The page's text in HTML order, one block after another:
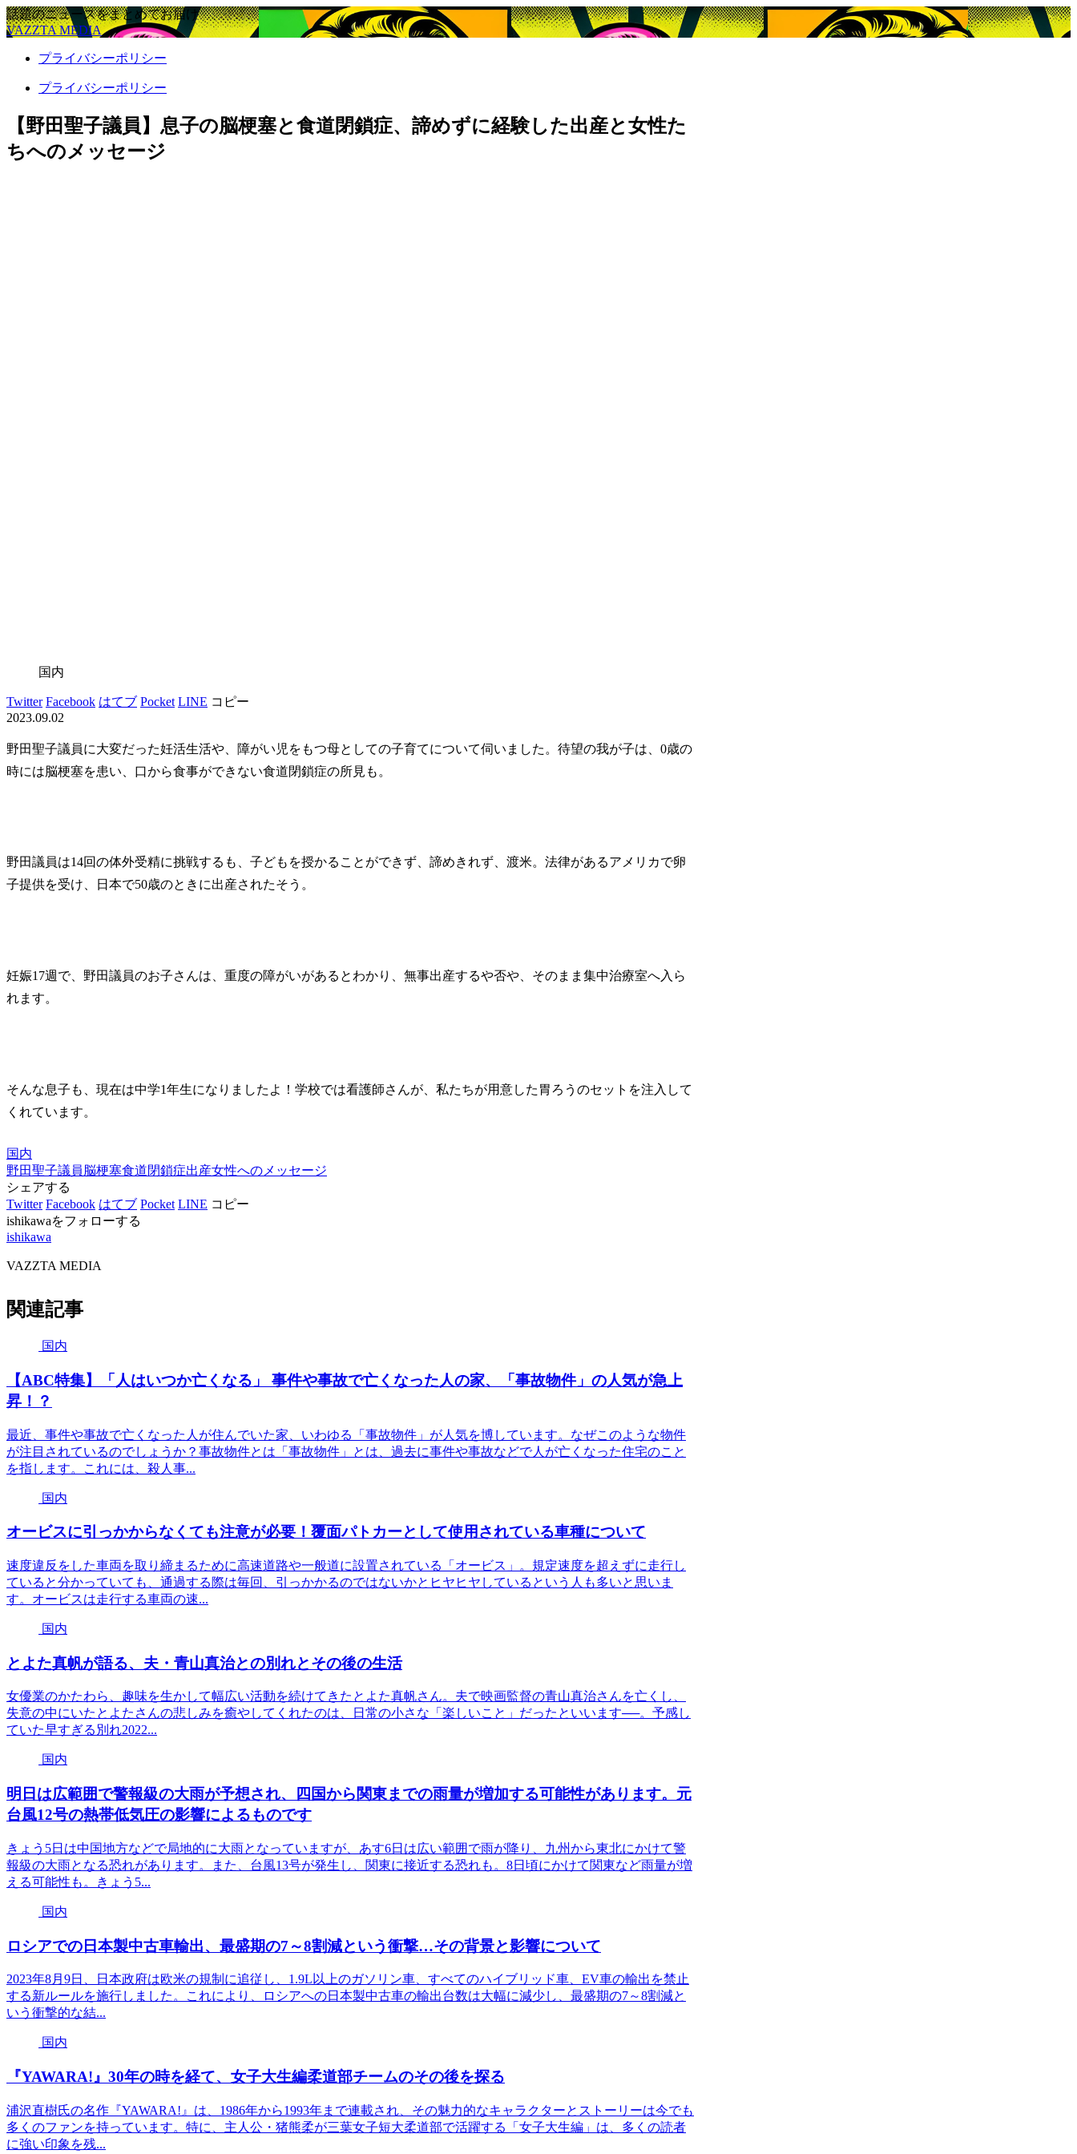
話題のニュースをまとめてお届け
VAZZTA MEDIA
プライバシーポリシー
プライバシーポリシー
【野田聖子議員】息子の脳梗塞と食道閉鎖症、諦めずに経験した出産と女性た
ちへのメッセージ
国内
Twitter Facebook はてブ Pocket LINE コピー
2023.09.02
野田聖子議員に大変だった妊活生活や、障がい児をもつ母としての子育てについて伺いました。待望の我が子は、0歳の
時には脳梗塞を患い、口から食事ができない食道閉鎖症の所見も。
野田議員は14回の体外受精に挑戦するも、子どもを授かることができず、諦めきれず、渡米。法律があるアメリカで卵
子提供を受け、日本で50歳のときに出産されたそう。
妊娠17週で、野田議員のお子さんは、重度の障がいがあるとわかり、無事出産するや否や、そのまま集中治療室へ入ら
れます。
そんな息子も、現在は中学1年生になりましたよ！学校では看護師さんが、私たちが用意した胃ろうのセットを注入して
くれています。
国内
野田聖子議員 脳梗塞食道閉鎖症出産女性へのメッセージ
シェアする
Twitter Facebook はてブ Pocket LINE コピー
ishikawaをフォローする
ishikawa
VAZZTA MEDIA
関連記事
国内
【ABC特集】「人はいつか亡くなる」 事件や事故で亡くなった人の家、「事故物件」の人気が急上
昇！？
最近、事件や事故で亡くなった人が住んでいた家、いわゆる「事故物件」が人気を博しています。なぜこのような物件
が注目されているのでしょうか？事故物件とは「事故物件」とは、過去に事件や事故などで人が亡くなった住宅のこと
を指します。これには、殺人事...
国内
オービスに引っかからなくても注意が必要！覆面パトカーとして使用されている車種について
速度違反をした車両を取り締まるために高速道路や一般道に設置されている「オービス」。規定速度を超えずに走行し
ていると分かっていても、通過する際は毎回、引っかかるのではないかとヒヤヒヤしているという人も多いと思いま
す。オービスは走行する車両の速...
国内
とよた真帆が語る、夫・青山真治との別れとその後の生活
女優業のかたわら、趣味を生かして幅広い活動を続けてきたとよた真帆さん。夫で映画監督の青山真治さんを亡くし、
失意の中にいたとよたさんの悲しみを癒やしてくれたのは、日常の小さな「楽しいこと」だったといいます──。予感し
ていた早すぎる別れ2022...
国内
明日は広範囲で警報級の大雨が予想され、四国から関東までの雨量が増加する可能性があります。元
台風12号の熱帯低気圧の影響によるものです
きょう5日は中国地方などで局地的に大雨となっていますが、あす6日は広い範囲で雨が降り、九州から東北にかけて警
報級の大雨となる恐れがあります。また、台風13号が発生し、関東に接近する恐れも。8日頃にかけて関東など雨量が増
える可能性も。きょう5...
国内
ロシアでの日本製中古車輸出、最盛期の7～8割減という衝撃…その背景と影響について
2023年8月9日、日本政府は欧米の規制に追従し、1.9L以上のガソリン車、すべてのハイブリッド車、EV車の輸出を禁止
する新ルールを施行しました。これにより、ロシアへの日本製中古車の輸出台数は大幅に減少し、最盛期の7～8割減と
いう衝撃的な結...
国内
『YAWARA!』30年の時を経て、女子大生編柔道部チームのその後を探る
浦沢直樹氏の名作『YAWARA!』は、1986年から1993年まで連載され、その魅力的なキャラクターとストーリーは今でも
多くのファンを持っています。特に、主人公・猪熊柔が三葉女子短大柔道部で活躍する「女子大生編」は、多くの読者
に強い印象を残...